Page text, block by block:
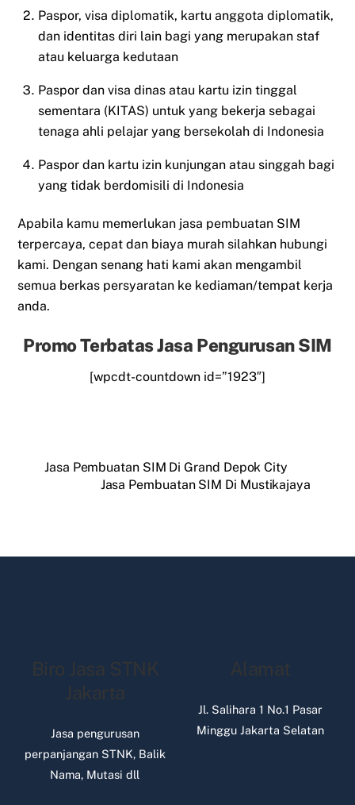
Paspor, visa diplomatik, kartu anggota diplomatik,
dan identitas diri lain bagi yang merupakan staf
atau keluarga kedutaan
Paspor dan visa dinas atau kartu izin tinggal
sementara (KITAS) untuk yang bekerja sebagai
tenaga ahli pelajar yang bersekolah di Indonesia
Paspor dan kartu izin kunjungan atau singgah bagi
yang tidak berdomisili di Indonesia
Apabila kamu memerlukan jasa pembuatan SIM
terpercaya, cepat dan biaya murah silahkan hubungi
kami. Dengan senang hati kami akan mengambil
semua berkas persyaratan ke kediaman/tempat kerja
anda.
Promo Terbatas Jasa Pengurusan SIM
[wpcdt-countdown id=”1923″]
Jasa Pembuatan SIM Di Grand Depok City
Jasa Pembuatan SIM Di Mustikajaya
Biro Jasa STNK
Jakarta
Jasa pengurusan
perpanjangan STNK, Balik
Nama, Mutasi dll
Alamat
Jl. Salihara 1 No.1 Pasar
Minggu Jakarta Selatan